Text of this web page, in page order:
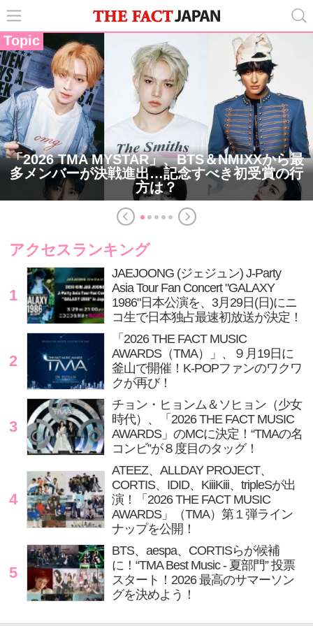
Topic
「2026 TMA MYSTAR」、BTS＆NMIXXから最
多メンバーが決戦進出…記念すべき初受賞の行
方は？
アクセスランキング
1
JAEJOONG (ジェジュン) J-Party
Asia Tour Fan Concert "GALAXY
1986"日本公演を、3月29日(日)にニ
コ生で日本独占最速初放送が決定！
2
「2026 THE FACT MUSIC
AWARDS（TMA）」、９月19日に
釜山で開催！K-POPファンのワクワ
クが再び！
3
チョン・ヒョンム＆ソヒョン（少女
時代）、「2026 THE FACT MUSIC
AWARDS」のMCに決定！“TMAの名
コンビ”が８度目のタッグ！
4
ATEEZ、ALLDAY PROJECT、
CORTIS、IDID、KiiiKiii、tripleSが出
演！「2026 THE FACT MUSIC
AWARDS」（TMA）第１弾ライン
ナップを公開！
5
BTS、aespa、CORTISらが候補
に！“TMA Best Music - 夏部門” 投票
スタート！2026 最高のサマーソン
グを決めよう！